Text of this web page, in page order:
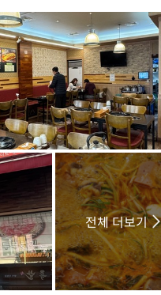
전체 더보기